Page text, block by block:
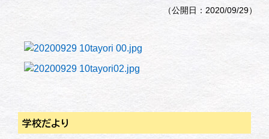
（公開日：2020/09/29）
学校だより